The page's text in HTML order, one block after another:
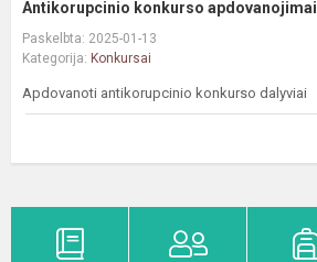
Antikorupcinio konkurso apdovanojimai
Paskelbta: 2025-01-13
Kategorija: Konkursai
Apdovanoti antikorupcinio konkurso dalyviai